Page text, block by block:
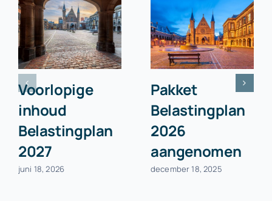
Voorlopige
inhoud
Belastingplan
2027
juni 18, 2026
Pakket
Belastingplan
2026
aangenomen
december 18, 2025